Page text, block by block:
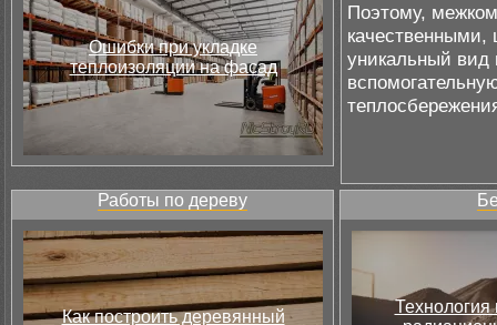
Ошибки при укладке
теплоизоляции на фасад
Поэтому,
уникальный вид
Работы по дереву
Как построить деревянный
Технология